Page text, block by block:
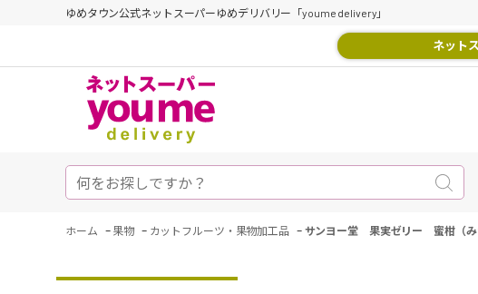
ゆめタウン公式ネットスーパーゆめデリバリー「youme delivery」
ネット
ホーム - 果物 - カットフルーツ・果物加工品 - サンヨー堂 果実ゼリー 蜜柑（み